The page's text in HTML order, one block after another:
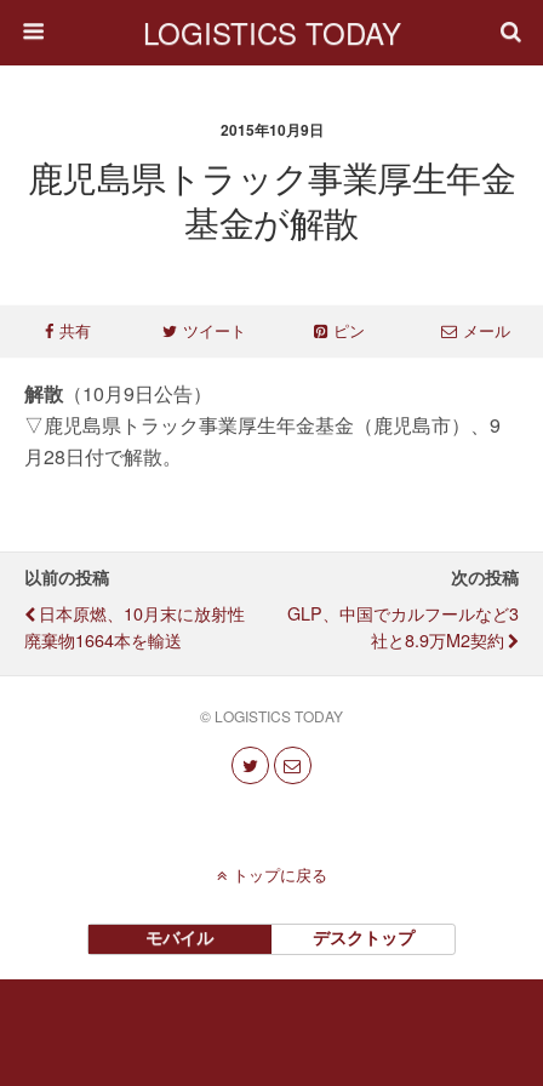
LOGISTICS TODAY
2015年10月9日
鹿児島県トラック事業厚生年金
基金が解散
共有 ツイート ピン メール
解散 （10月9日公告）
▽鹿児島県トラック事業厚生年金基金（鹿児島市）、9
月28日付で解散。
以前の投稿
日本原燃、10月末に放射性
廃棄物1664本を輸送
次の投稿
GLP、中国でカルフールなど3
社と8.9万m2契約
© LOGISTICS TODAY
トップに戻る
モバイル デスクトップ